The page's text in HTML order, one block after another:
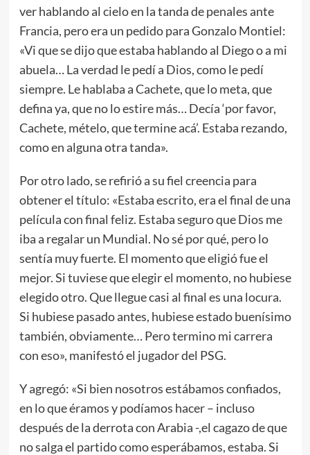
ver hablando al cielo en la tanda de penales ante
Francia, pero era un pedido para Gonzalo Montiel:
«Vi que se dijo que estaba hablando al Diego o a mi
abuela… La verdad le pedí a Dios, como le pedí
siempre. Le hablaba a Cachete, que lo meta, que
defina ya, que no lo estire más… Decía ‘por favor,
Cachete, mételo, que termine acá’. Estaba rezando,
como en alguna otra tanda».
Por otro lado, se refirió a su fiel creencia para
obtener el título: «Estaba escrito, era el final de una
película con final feliz. Estaba seguro que Dios me
iba a regalar un Mundial. No sé por qué, pero lo
sentía muy fuerte. El momento que eligió fue el
mejor. Si tuviese que elegir el momento, no hubiese
elegido otro. Que llegue casi al final es una locura.
Si hubiese pasado antes, hubiese estado buenísimo
también, obviamente… Pero termino mi carrera
con eso», manifestó el jugador del PSG.
Y agregó: «Si bien nosotros estábamos confiados,
en lo que éramos y podíamos hacer – incluso
después de la derrota con Arabia -,el cagazo de que
no salga el partido como esperábamos, estaba. Si